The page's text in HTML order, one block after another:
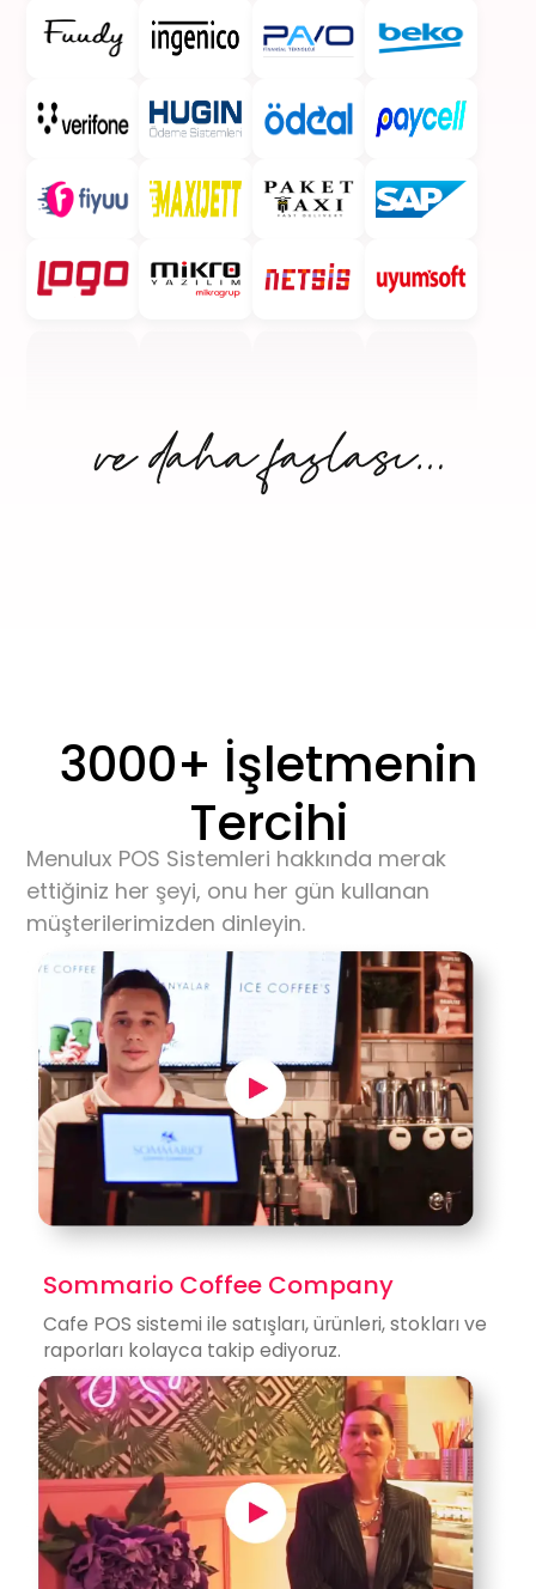
3000+ İşletmenin
Tercihi
Menulux POS Sistemleri hakkında merak
ettiğiniz her şeyi, onu her gün kullanan
müşterilerimizden dinleyin.
Sommario Coffee Company
Cafe POS sistemi ile satışları, ürünleri, stokları ve
raporları kolayca takip ediyoruz.